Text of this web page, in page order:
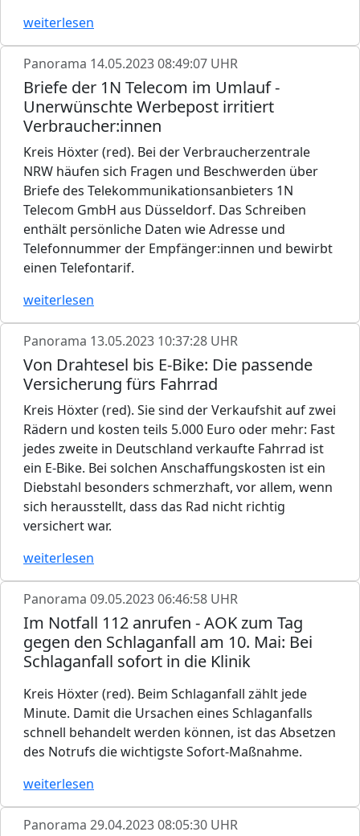
weiterlesen
Panorama 14.05.2023 08:49:07 UHR
Briefe der 1N Telecom im Umlauf -
Unerwünschte Werbepost irritiert
Verbraucher:innen
Kreis Höxter (red). Bei der Verbraucherzentrale
NRW häufen sich Fragen und Beschwerden über
Briefe des Telekommunikationsanbieters 1N
Telecom GmbH aus Düsseldorf. Das Schreiben
enthält persönliche Daten wie Adresse und
Telefonnummer der Empfänger:innen und bewirbt
einen Telefontarif.
weiterlesen
Panorama 13.05.2023 10:37:28 UHR
Von Drahtesel bis E-Bike: Die passende
Versicherung fürs Fahrrad
Kreis Höxter (red). Sie sind der Verkaufshit auf zwei
Rädern und kosten teils 5.000 Euro oder mehr: Fast
jedes zweite in Deutschland verkaufte Fahrrad ist
ein E-Bike. Bei solchen Anschaffungskosten ist ein
Diebstahl besonders schmerzhaft, vor allem, wenn
sich herausstellt, dass das Rad nicht richtig
versichert war.
weiterlesen
Panorama 09.05.2023 06:46:58 UHR
Im Notfall 112 anrufen - AOK zum Tag
gegen den Schlaganfall am 10. Mai: Bei
Schlaganfall sofort in die Klinik
Kreis Höxter (red). Beim Schlaganfall zählt jede
Minute. Damit die Ursachen eines Schlaganfalls
schnell behandelt werden können, ist das Absetzen
des Notrufs die wichtigste Sofort-Maßnahme.
weiterlesen
Panorama 29.04.2023 08:05:30 UHR